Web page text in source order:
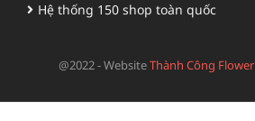
Hệ thống 150 shop toàn quốc
@2022 - WebsiteThành Công Flower